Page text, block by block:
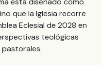
que la Iglesia recorre
Eclesial de 2028 en
teológicas